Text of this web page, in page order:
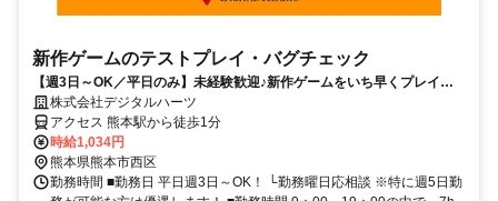
新作ゲームのテストプレイ・バグチェック
【週3日～OK／平日のみ】未経験歓迎♪新作ゲームをいち早くプレイ！
駅チカオフィス＆交通費支給有！
株式会社デジタルハーツ
アクセス 熊本駅から徒歩1分
時給1,034円
熊本県熊本市西区
勤務時間 ■勤務日 平日週3日～OK！ └勤務曜日応相談 ※特に週5日勤